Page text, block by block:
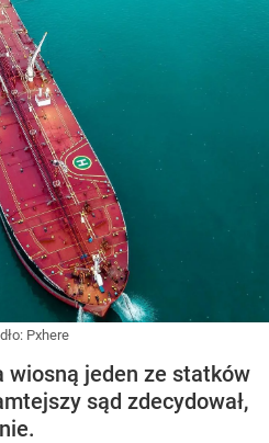
Pxhere
wiosną jeden ze statków
sąd zdecydował,